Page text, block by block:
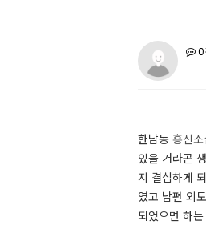
0
한남동 흥신
있을 거라곤
지 결심하게
였고 남편 외
되었으면 하